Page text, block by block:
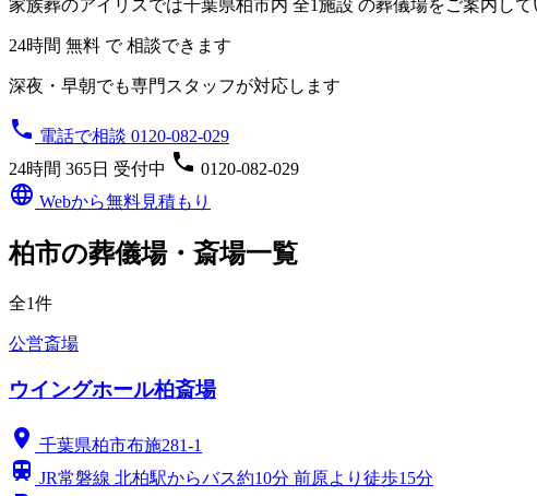
家族葬のアイリスでは千葉県柏市内 全1施設 の葬儀場をご案内して
24時間 無料 で 相談できます
深夜・早朝でも専門スタッフが対応します
phone 電話で相談 0120-082-029
24時間 365日 受付中 phone 0120-082-029
language Webから無料見積もり
柏市の葬儀場・斎場一覧
全1件
公営斎場
ウイングホール柏斎場
location_on 千葉県柏市布施281-1
train JR常磐線 北柏駅からバス約10分 前原より徒歩15分